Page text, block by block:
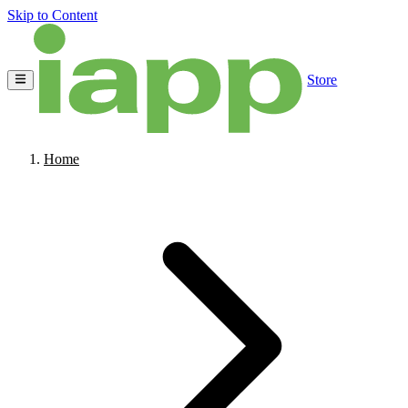
Skip to Content
Store
Home